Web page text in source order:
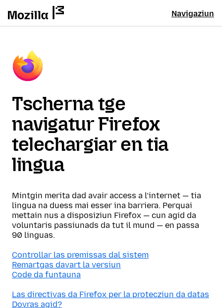
Navigaziun
Tscherna tge
navigatur Firefox
telechargiar en tia
lingua
Mintgin merita dad avair access a l’internet — tia
lingua na duess mai esser ina barriera. Perquai
mettain nus a disposiziun Firefox — cun agid da
voluntaris passiunads da tut il mund — en passa
90 linguas.
Controllar las premissas dal sistem
Remartgas davart la versiun
Code da funtauna
Las directivas da Firefox per la protecziun da datas
Dovras agid?